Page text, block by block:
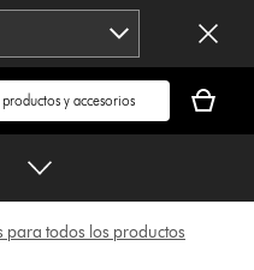
cesta
está
para todos los productos